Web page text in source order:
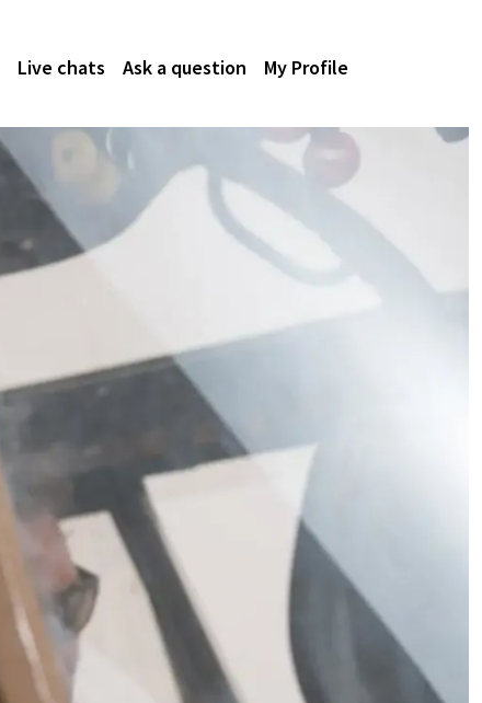
Live chats Ask a question My Profile